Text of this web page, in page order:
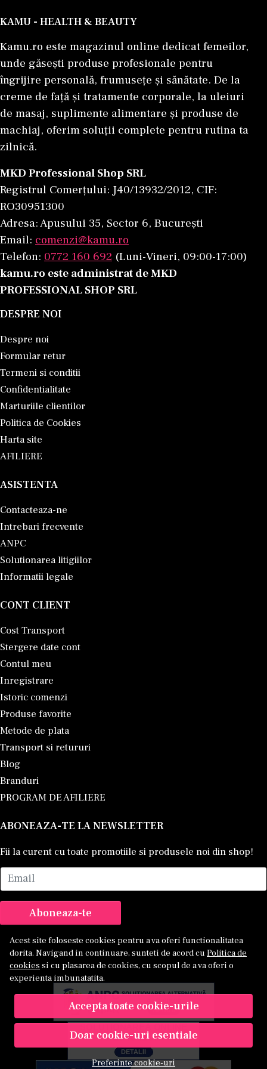
Acest site foloseste cookies pentru a va oferi functionalitatea
dorita. Navigand in continuare, sunteti de acord cu Politica de
cookies si cu plasarea de cookies, cu scopul de a va oferi o
experienta imbunatatita.
Accepta toate cookie-urile
Doar cookie-uri esentiale
Preferinte cookie-uri
KAMU - HEALTH & BEAUTY
Kamu.ro este magazinul online dedicat femeilor,
unde găsești produse profesionale pentru
îngrijire personală, frumusețe și sănătate. De la
creme de față și tratamente corporale, la uleiuri
de masaj, suplimente alimentare și produse de
machiaj, oferim soluții complete pentru rutina ta
zilnică.
MKD Professional Shop SRL
Registrul Comerțului: J40/13932/2012, CIF:
RO30951300
Adresa: Apusului 35, Sector 6, București
Email: comenzi@kamu.ro
Telefon: 0772 160 692 (Luni-Vineri, 09:00-17:00)
kamu.ro este administrat de MKD
PROFESSIONAL SHOP SRL
DESPRE NOI
Despre noi
Formular retur
Termeni si conditii
Confidentialitate
Marturiile clientilor
Politica de Cookies
Harta site
AFILIERE
ASISTENTA
Contacteaza-ne
Intrebari frecvente
ANPC
Solutionarea litigiilor
Informatii legale
CONT CLIENT
Cost Transport
Stergere date cont
Contul meu
Inregistrare
Istoric comenzi
Produse favorite
Metode de plata
Transport si retururi
Blog
Branduri
PROGRAM DE AFILIERE
ABONEAZA-TE LA NEWSLETTER
Fii la curent cu toate promotiile si produsele noi din shop!
Email
Aboneaza-te